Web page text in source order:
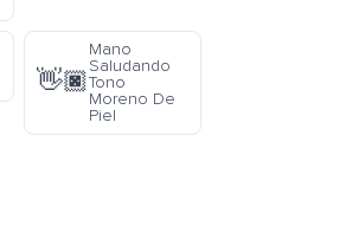
👋🏿
Mano
Saludando
Tono
Moreno De
Piel